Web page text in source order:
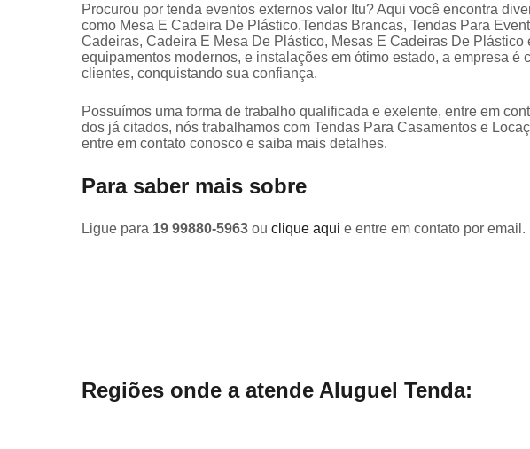
Procurou por tenda eventos externos valor Itu? Aqui você encontra
como Mesa E Cadeira De Plástico,Tendas Brancas, Tendas Para
Cadeiras, Cadeira E Mesa De Plástico, Mesas E Cadeiras De Plástico
equipamentos modernos, e instalações em ótimo estado, a empresa é
clientes, conquistando sua confiança.
Possuímos uma forma de trabalho qualificada e exelente, entre em
dos já citados, nós trabalhamos com Tendas Para Casamentos e
entre em contato conosco e saiba mais detalhes.
Para saber mais sobre
Ligue para 19 99880-5963 ou clique aqui e entre em contato por email.
Regiões onde a atende Aluguel Tenda: